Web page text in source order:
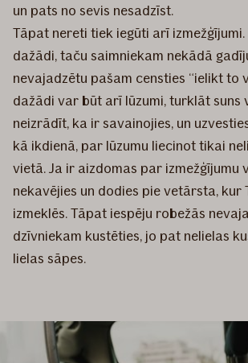
un pats no sevis nesadzīst.
Tāpat nereti tiek iegūti arī
dažādi, taču saimniekam nekādā
nevajadzētu pašam censties “ielikt to
dažādi var būt arī lūzumi, turklāt suns
neizrādīt, ka ir savainojies, un
kā ikdienā, par lūzumu liecinot tikai
vietā. Ja ir aizdomas par izmežģījumu
nekavējies un dodies pie vetārsta, kur
izmeklēs. Tāpat iespēju robežās
dzīvniekam kustēties, jo pat nelielas
lielas sāpes.